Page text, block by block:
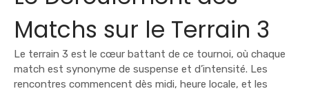
Matchs sur le Terrain 3
Le terrain 3 est le cœur battant de ce tournoi, où chaque
match est synonyme de suspense et d’intensité. Les
rencontres commencent dès midi, heure locale, et les